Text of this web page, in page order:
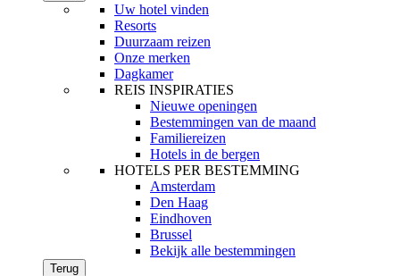
Uw hotel vinden
Resorts
Duurzaam reizen
Onze merken
Dagkamer
REIS INSPIRATIES
Nieuwe openingen
Bestemmingen van de maand
Familiereizen
Hotels in de bergen
HOTELS PER BESTEMMING
Amsterdam
Den Haag
Eindhoven
Brussel
Bekijk alle bestemmingen
Terug